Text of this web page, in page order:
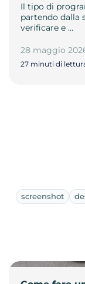
Il tipo di
partendo dalla
verificare e …
28 maggio
27 minuti di
screenshot